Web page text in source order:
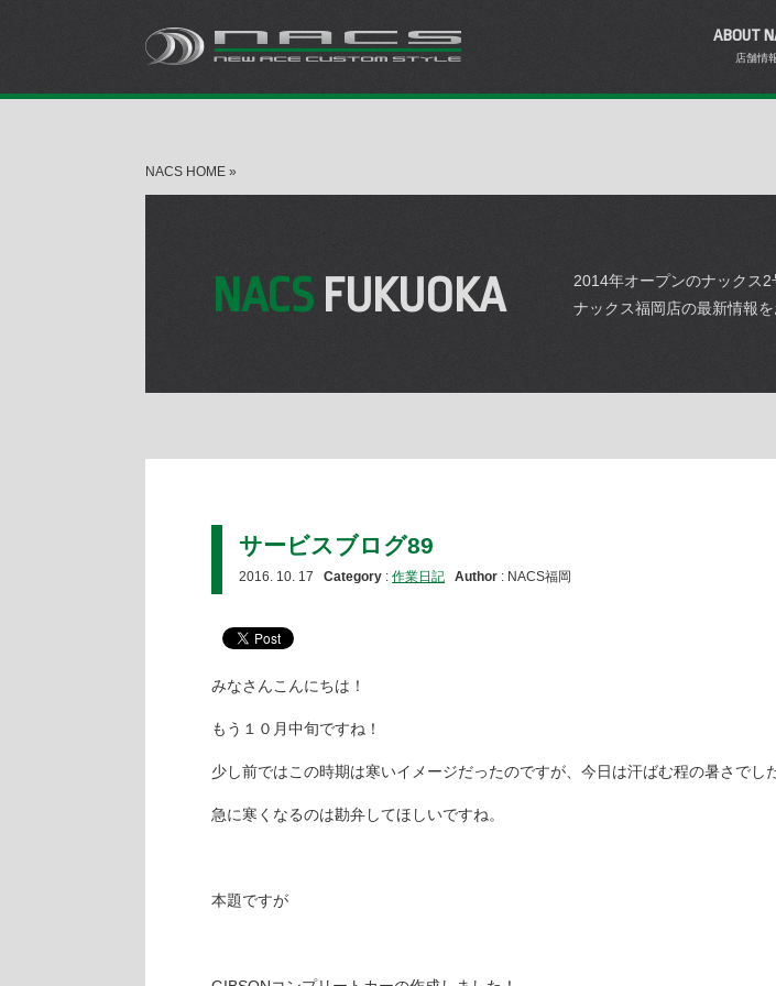
ABOUT
店舗情
NACS HOME »
NACS FUKUOKA
2014年オープンのナックス2
ナックス福岡店の最新情報を
サービスブログ89
2016. 10. 17 Category : 作業日記 Author : NACS福岡
みなさんこんにちは！
もう１０月中旬ですね！
少し前ではこの時期は寒いイメージだったのですが、今日は汗ばむ程の暑さでし
急に寒くなるのは勘弁してほしいですね。
本題ですが